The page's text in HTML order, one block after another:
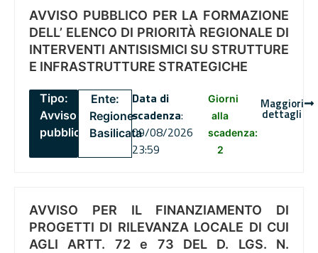
AVVISO PUBBLICO PER LA FORMAZIONE
DELL’ ELENCO DI PRIORITÀ REGIONALE DI
INTERVENTI ANTISISMICI SU STRUTTURE
E INFRASTRUTTURE STRATEGICHE
Tipo:
Avviso
pubblico
Ente:
Regione
Basilicata
Data di
scadenza:
09/08/2026
23:59
Giorni
alla
scadenza:
2
Maggiori
dettagli
AVVISO PER IL FINANZIAMENTO DI
PROGETTI DI RILEVANZA LOCALE DI CUI
AGLI ARTT. 72 e 73 DEL D. LGS. N.